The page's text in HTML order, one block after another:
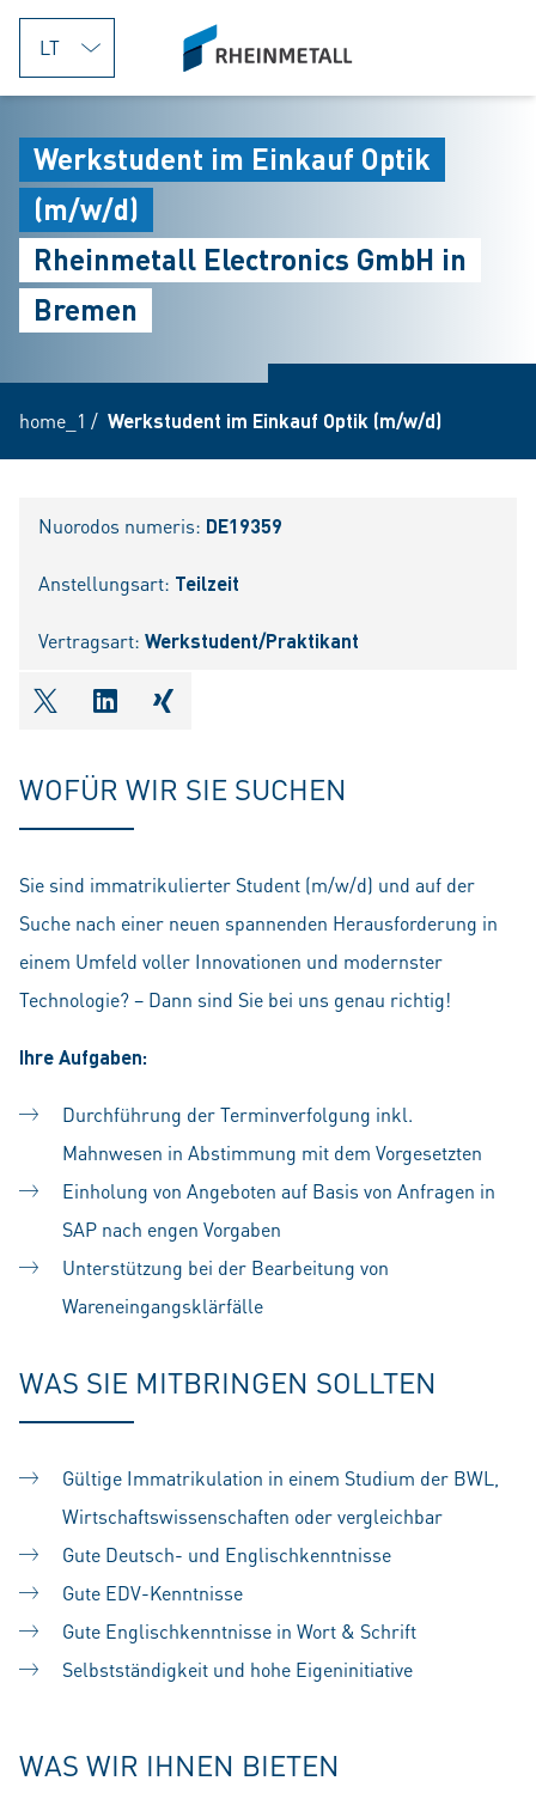
jumpToMain
siteLogo
Werkstudent im Einkauf Optik
(m/w/d)
Rheinmetall Electronics GmbH in
Bremen
home_1 / Werkstudent im Einkauf Optik (m/w/d)
Nuorodos numeris: DE19359
Anstellungsart: Teilzeit
Vertragsart: Werkstudent/Praktikant
shareOntwitter
shareOnlinkedIn
shareOnxing
WOFÜR WIR SIE SUCHEN
Sie sind immatrikulierter Student (m/w/d) und auf der
Suche nach einer neuen spannenden Herausforderung in
einem Umfeld voller Innovationen und modernster
Technologie? – Dann sind Sie bei uns genau richtig!
Ihre Aufgaben:
Durchführung der Terminverfolgung inkl.
Mahnwesen in Abstimmung mit dem Vorgesetzten
Einholung von Angeboten auf Basis von Anfragen in
SAP nach engen Vorgaben
Unterstützung bei der Bearbeitung von
Wareneingangsklärfälle
WAS SIE MITBRINGEN SOLLTEN
Gültige Immatrikulation in einem Studium der BWL,
Wirtschaftswissenschaften oder vergleichbar
Gute Deutsch- und Englischkenntnisse
Gute EDV-Kenntnisse
Gute Englischkenntnisse in Wort & Schrift
Selbstständigkeit und hohe Eigeninitiative
WAS WIR IHNEN BIETEN